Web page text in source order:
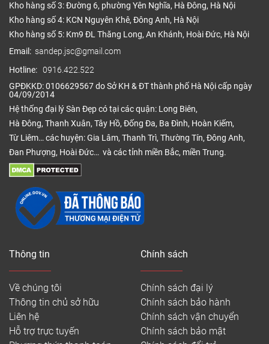
Kho hàng số 3: Đường 6, phường Yên Nghĩa, Hà Đông, Hà Nội
Kho hàng số 4: KCN Nguyên Khê, Đông Anh, Hà Nội
Kho hàng số 5: Km9 ĐL Thăng Long, An Khánh, Hoài Đức, Hà Nội
Email: sandep.jsc@gmail.com
Hotline: 0916.422.522
GPĐKKD: 0106629567 do Sở KH & ĐT thành phố Hà Nội cấp ngày
04/09/2014
Hệ thống đại lý Sàn Đẹp có tại các quận: Long Biên,
Hà Đông, Thanh Xuân, Tây Hồ, Đống Đa, Ba Đình, Hoàn Kiếm,
Từ Liêm… các huyện: Gia Lâm, Thanh Trì, Thường Tín, Đông Anh,
Đan Phượng, Hoài Đức… và các tỉnh miền Bắc, miền Trung.
Thông tin
Về chúng tôi
Thông tin chủ sở hữu
Liên hệ
Hỗ trợ trực tuyến
Chính sách
Chính sách đại lý
Chính sách bảo hành
Chính sách vận chuyển
Chính sách bảo mật